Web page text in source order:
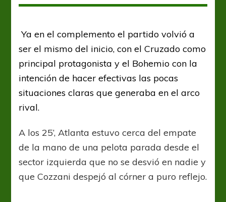
Ya en el complemento el partido volvió a
ser el mismo del inicio, con el Cruzado como
principal protagonista y el Bohemio con la
intención de hacer efectivas las pocas
situaciones claras que generaba en el arco
rival.
A los 25’, Atlanta estuvo cerca del empate
de la mano de una pelota parada desde el
sector izquierda que no se desvió en nadie y
que Cozzani despejó al córner a puro reflejo.